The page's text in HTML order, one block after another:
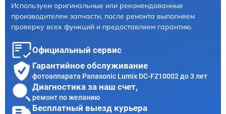
Используем оригинальные или рекомендованные
производителем запчасти, после ремонта выполняем
проверку всех функций и предоставляем гарантию.
Официальный сервис
Гарантийное обслуживание
фотоаппарата Panasonic Lumix DC-FZ10002 до 3 лет
Диагностика за наш счет,
ремонт по желанию
Бесплатный выезд курьера